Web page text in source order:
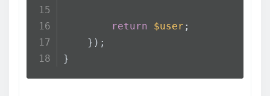
return $user ;
    });
}